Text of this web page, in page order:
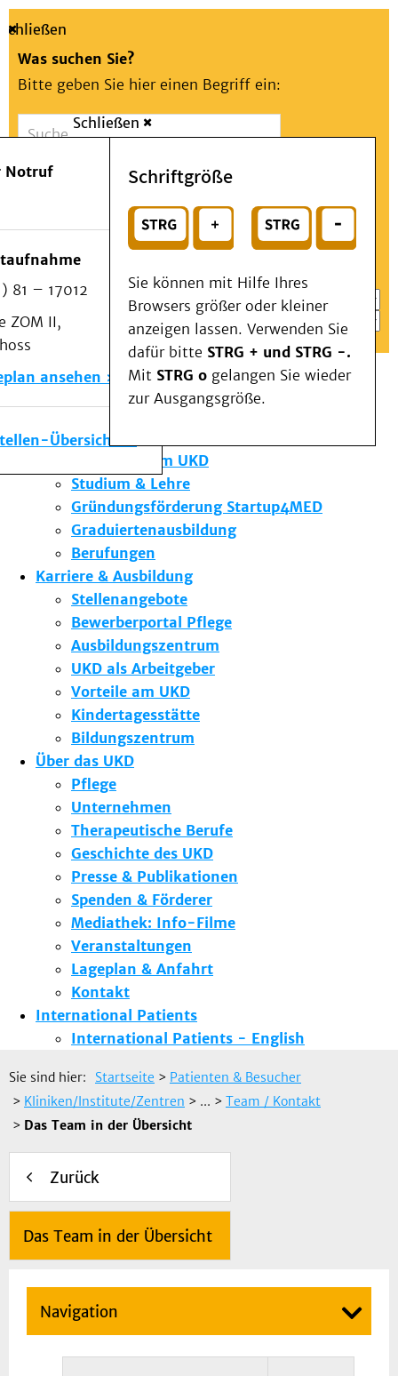
Suche
Schließen
Was suchen Sie?
Bitte geben Sie hier einen Begriff ein:
Suchen
oder
Wählen Sie ein Thema für Ihren Schnelleinstieg
Notfall
Schließen
Notruf
81 – 17012
ZOM II,
ansehen
Übersicht
Schriftgröße
Sie können mit Hilfe Ihres
Browsers größer oder kleiner
anzeigen lassen. Verwenden Sie
dafür bitte STRG + und STRG -.
Mit STRG o gelangen Sie wieder
zur Ausgangsgröße.
Menü
Patienten & Besucher
Kliniken/Institute/Zentren
Als Patient am UKD
Beratung und Unterstützung
Veranstaltungen
Kommunikation im Medizinwesen (KIM)
Notfall
Forschung & Lehre
Die Institute des UKD
Forschung am UKD
Studium & Lehre
Gründungsförderung Startup4MED
Graduiertenausbildung
Berufungen
Karriere & Ausbildung
Stellenangebote
Bewerberportal Pflege
Ausbildungszentrum
UKD als Arbeitgeber
Vorteile am UKD
Kindertagesstätte
Bildungszentrum
Über das UKD
Pflege
Unternehmen
Therapeutische Berufe
Geschichte des UKD
Presse & Publikationen
Spenden & Förderer
Mediathek: Info-Filme
Veranstaltungen
Lageplan & Anfahrt
Kontakt
International Patients
International Patients - English
Sie sind hier: Startseite > Patienten & Besucher
> Kliniken/Institute/Zentren > ... > Team / Kontakt
> Das Team in der Übersicht
Zurück
Das Team in der Übersicht
Navigation